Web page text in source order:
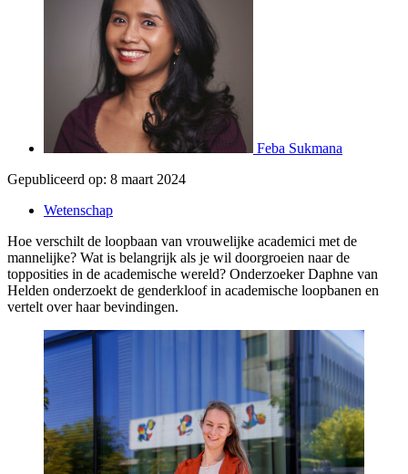
Feba Sukmana
Gepubliceerd op: 8 maart 2024
Wetenschap
Hoe verschilt de loopbaan van vrouwelijke academici met de
mannelijke? Wat is belangrijk als je wil doorgroeien naar de
topposities in de academische wereld? Onderzoeker Daphne van
Helden onderzoekt de genderkloof in academische loopbanen en
vertelt over haar bevindingen.